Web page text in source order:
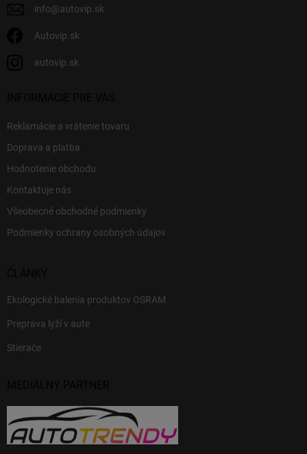
info@autovip.sk
Autovip.sk
autovip.sk
Reklamácie a vrátenie tovaru
Doprava a platba
Hodnotenie obchodu
Kontaktuje nás
Všeobecné obchodné podmienky
Podmienky ochrany osobných údajov
Ekologické balenia produktov OSRAM
Preprava lyží v aute
Stierače